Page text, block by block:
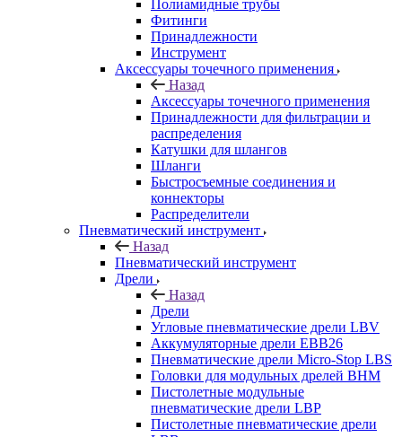
Полиамидные трубы
Фитинги
Принадлежности
Инструмент
Аксессуары точечного применения
Назад
Аксессуары точечного применения
Принадлежности для фильтрации и
распределения
Катушки для шлангов
Шланги
Быстросъемные соединения и
коннекторы
Распределители
Пневматический инструмент
Назад
Пневматический инструмент
Дрели
Назад
Дрели
Угловые пневматические дрели LBV
Аккумуляторные дрели EBB26
Пневматические дрели Micro-Stop LBS
Головки для модульных дрелей BHM
Пистолетные модульные
пневматические дрели LBP
Пистолетные пневматические дрели